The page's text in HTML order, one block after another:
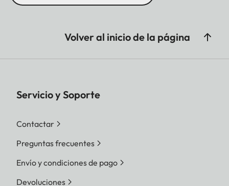
Volver al inicio de la página
Servicio y Soporte
Contactar
Preguntas frecuentes
Envío y condiciones de pago
Devoluciones